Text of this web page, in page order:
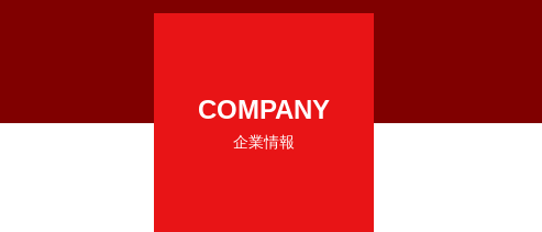
COMPANY
企業情報